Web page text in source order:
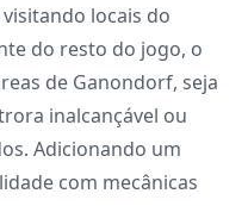
locais do
do resto do jogo, o
de Ganondorf, seja
inalcançável ou
Adicionando um
com mecânicas